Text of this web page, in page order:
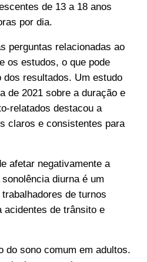
de 13 a 18 anos
por dia.
perguntas relacionadas ao
os estudos, o que pode
resultados. Um estudo
de 2021 sobre a duração e
relatados destacou a
claros e consistentes para
afetar negativamente a
diurna é um
de turnos
acidentes de trânsito e
do sono comum em adultos.